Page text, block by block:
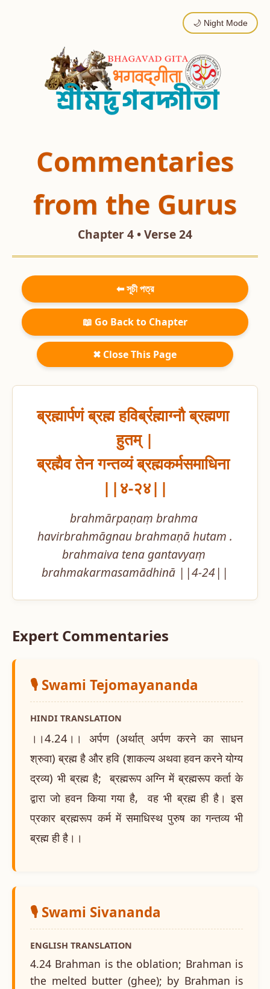
🌙 Night Mode
Commentaries
from the Gurus
Chapter 4 • Verse 24
⬅ সূচী পত্র
📖 Go Back to Chapter
✖ Close This Page
ब्रह्मार्पणं ब्रह्म हविर्ब्रह्माग्नौ ब्रह्मणा
हुतम् |
ब्रह्मैव तेन गन्तव्यं ब्रह्मकर्मसमाधिना
||४-२४||
brahmārpaṇaṃ brahma
havirbrahmāgnau brahmaṇā hutam .
brahmaiva tena gantavyaṃ
brahmakarmasamādhinā ||4-24||
Expert Commentaries
🎙️ Swami Tejomayananda
HINDI TRANSLATION
।।4.24।। अर्पण (अर्थात् अर्पण करने का साधन
श्रुवा) ब्रह्म है और हवि (शाकल्य अथवा हवन करने योग्य
द्रव्य) भी ब्रह्म है; ब्रह्मरूप अग्नि में ब्रह्मरूप कर्ता के
द्वारा जो हवन किया गया है, वह भी ब्रह्म ही है। इस
प्रकार ब्रह्मरूप कर्म में समाधिस्थ पुरुष का गन्तव्य भी
ब्रह्म ही है।।
🎙️ Swami Sivananda
ENGLISH TRANSLATION
4.24 Brahman is the oblation; Brahman is
the melted butter (ghee); by Brahman is